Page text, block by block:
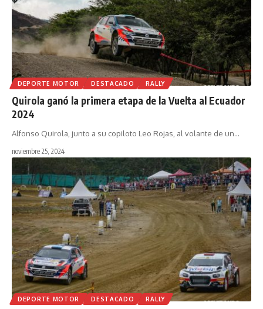
DEPORTE MOTOR DESTACADO RALLY
Quirola ganó la primera etapa de la Vuelta al Ecuador
2024
Alfonso Quirola, junto a su copiloto Leo Rojas, al volante de un…
noviembre 25, 2024
DEPORTE MOTOR DESTACADO RALLY